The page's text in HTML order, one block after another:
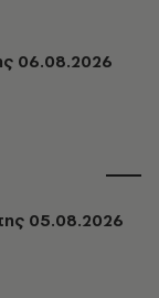
06.08.2026
05.08.2026